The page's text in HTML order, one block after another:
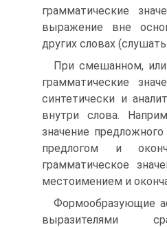
грамматические
выражение вне
других словах
При смешанном, или
грамматические
синтетически и
внутри слова.
значение
предлогом и
грамматическое
местоимением и
Формообразующие
выразителями